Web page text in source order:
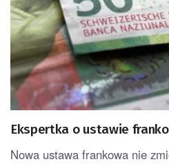
Ekspertka o ustawie
Nowa ustawa frankowa nie